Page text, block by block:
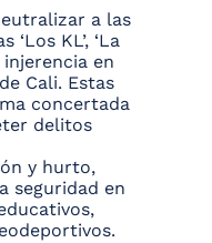
a las
KL’, ‘La
injerencia en
Cali. Estas
concertada
delitos
y hurto,
seguridad en